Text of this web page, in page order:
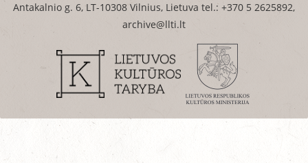
Antakalnio g. 6, LT-10308 Vilnius, Lietuva tel.: +370 5 2625892,
archive@llti.lt